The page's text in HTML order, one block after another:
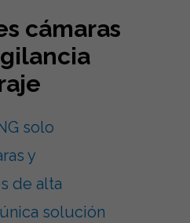
cámaras
solo
y
de alta
solución